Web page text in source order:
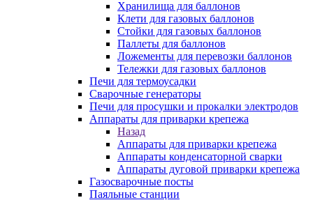
Хранилища для баллонов
Клети для газовых баллонов
Стойки для газовых баллонов
Паллеты для баллонов
Ложементы для перевозки баллонов
Тележки для газовых баллонов
Печи для термоусадки
Сварочные генераторы
Печи для просушки и прокалки электродов
Аппараты для приварки крепежа
Назад
Аппараты для приварки крепежа
Аппараты конденсаторной сварки
Аппараты дуговой приварки крепежа
Газосварочные посты
Паяльные станции